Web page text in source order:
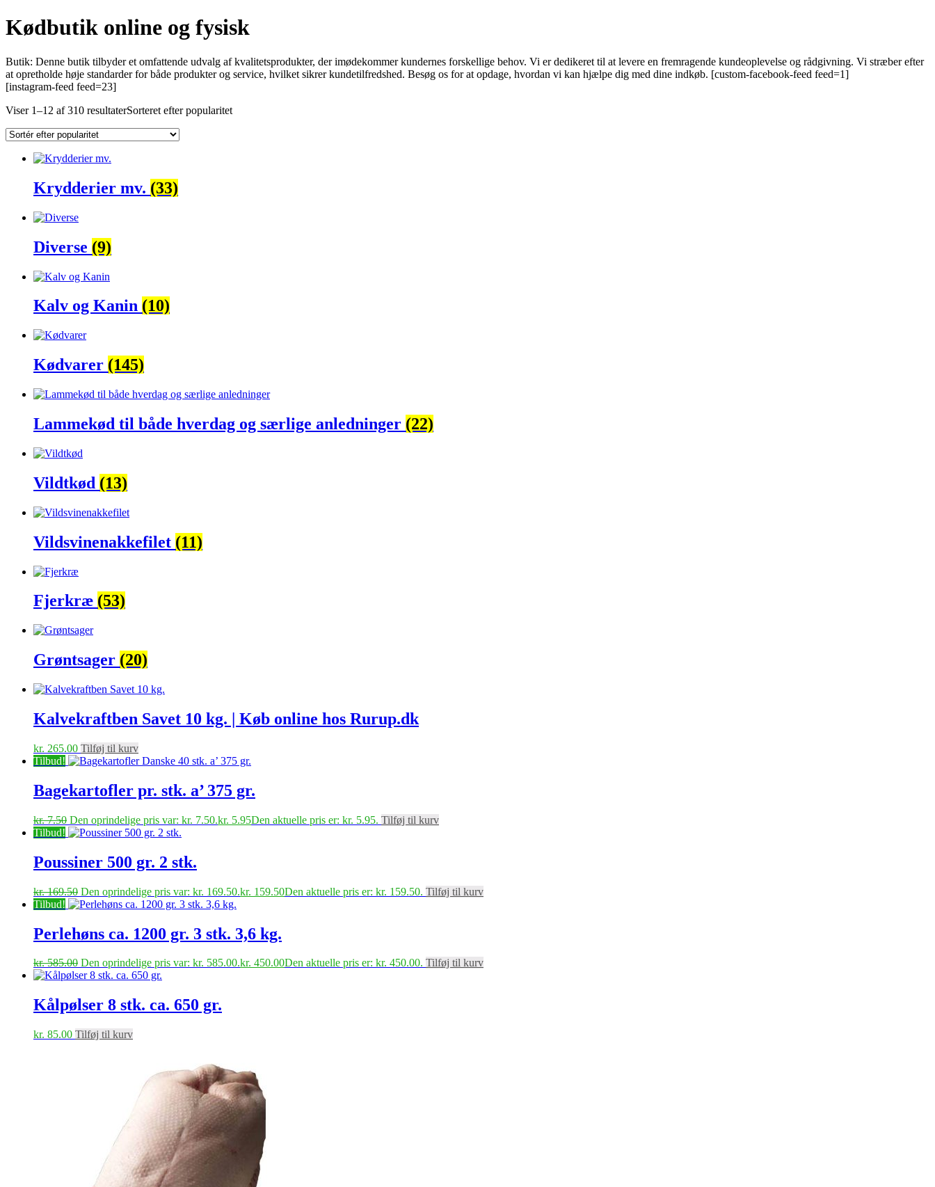
Kødbutik online og fysisk
Butik: Denne butik tilbyder et omfattende udvalg af kvalitetsprodukter, der imødekommer kundernes forskellige behov. Vi er dedikeret til at levere en fremragende kundeoplevelse og rådgivning. Vi stræber efter
at opretholde høje standarder for både produkter og service, hvilket sikrer kundetilfredshed. Besøg os for at opdage, hvordan vi kan hjælpe dig med dine indkøb. [custom-facebook-feed feed=1]
[instagram-feed feed=23]
Viser 1–12 af 310 resultaterSorteret efter popularitet
Krydderier mv. (33)
Diverse (9)
Kalv og Kanin (10)
Kødvarer (145)
Lammekød til både hverdag og særlige anledninger (22)
Vildtkød (13)
Vildsvinenakkefilet (11)
Fjerkræ (53)
Grøntsager (20)
Kalvekraftben Savet 10 kg. | Køb online hos Rurup.dk
kr. 265.00 Tilføj til kurv
Tilbud!
Bagekartofler pr. stk. a’ 375 gr.
kr.7.50 Den oprindelige pris var: kr. 7.50.kr. 5.95Den aktuelle pris er: kr. 5.95. Tilføj til kurv
Tilbud!
Poussiner 500 gr. 2 stk.
kr.169.50 Den oprindelige pris var: kr. 169.50.kr. 159.50Den aktuelle pris er: kr. 159.50. Tilføj til kurv
Tilbud!
Perlehøns ca. 1200 gr. 3 stk. 3,6 kg.
kr.585.00 Den oprindelige pris var: kr. 585.00.kr. 450.00Den aktuelle pris er: kr. 450.00. Tilføj til kurv
Kålpølser 8 stk. ca. 650 gr.
kr. 85.00 Tilføj til kurv